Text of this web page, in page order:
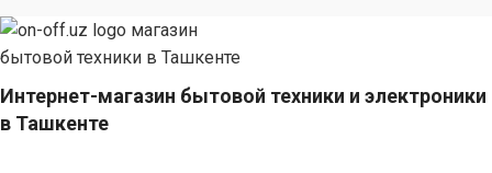
Интернет-магазин бытовой техники и электроники
в Ташкенте